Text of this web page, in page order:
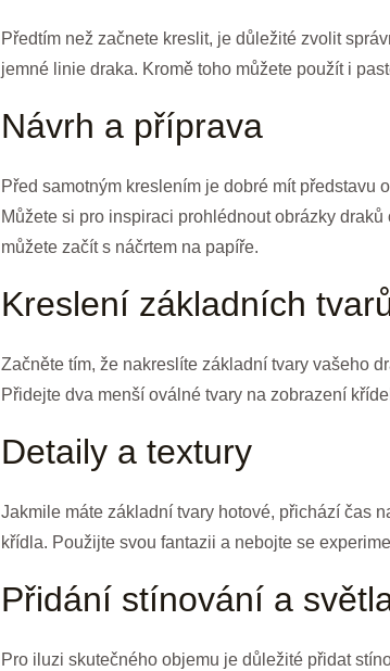
Předtím než začnete kreslit, je důležité zvolit
jemné linie draka. Kromě toho můžete použít i
Návrh a příprava
Před samotným kreslením je dobré mít představu
Můžete si pro inspiraci prohlédnout obrázky
můžete začít s náčrtem na papíře.
Kreslení základních
Začněte tím, že nakreslíte základní tvary vašeho
Přidejte dva menší oválné tvary na zobrazení
Detaily a textury
Jakmile máte základní tvary hotové, přichází čas
křídla. Použijte svou fantazii a nebojte se
Přidání stínování a
Pro iluzi skutečného objemu je důležité přidat